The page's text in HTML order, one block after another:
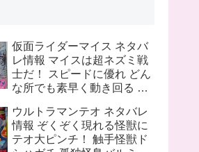
仮面ライダーマイス ネタバ
レ情報 マイスは超ネズミ戦
士だ！ スピードに優れ どん
な所でも素早く動き回る ラ
器は大剣マオウブレイド も
う一人の猫 リドはマオウの
為闘う
ウルトラマンテオ ネタバレ
情報 ぞくぞく現れる怪獣に
テオ大ピンチ！ 触手怪獣ド